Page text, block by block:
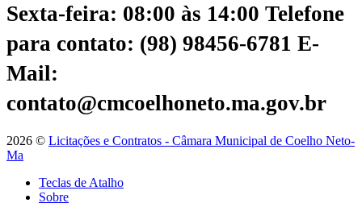
Sexta-feira: 08:00 às 14:00 Telefone
para contato: (98) 98456-6781 E-
Mail:
contato@cmcoelhoneto.ma.gov.br
2026 © Licitações e Contratos - Câmara Municipal de Coelho Neto-
Ma
Teclas de Atalho
Sobre